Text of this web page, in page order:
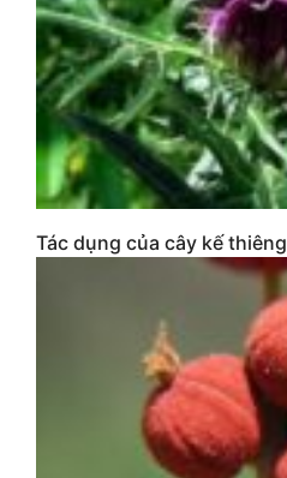
Tác dụng của cây kế thiêng